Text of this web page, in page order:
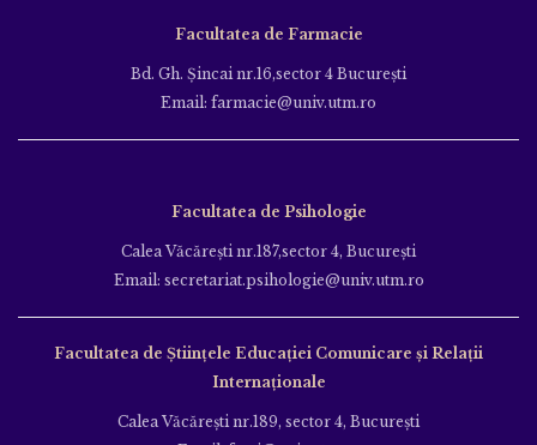
Facultatea de Farmacie
Bd. Gh. Şincai nr.16,sector 4 Bucureşti
Email: farmacie@univ.utm.ro
Facultatea de Psihologie
Calea Văcăreşti nr.187,sector 4, Bucureşti
Email: secretariat.psihologie@univ.utm.ro
Facultatea de Ştiinţele Educației Comunicare și Relații
Internaționale
Calea Văcăreşti nr.189, sector 4, Bucureşti